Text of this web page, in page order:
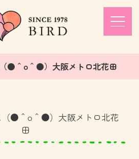
●＾o＾●）大阪メトロ北花田
●＾o＾●）大阪メトロ北花
田